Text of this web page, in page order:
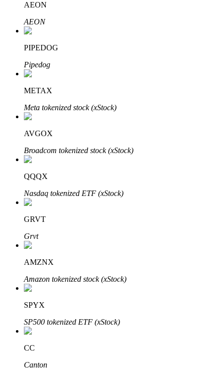
Bitrue
พันธมิตร Bitrue
มากถึง 65% คอมมิชชั่น!
การแนะนำ
AEON
AEON
PIPEDOG
Pipedog
METAX
Meta tokenized stock (xStock)
AVGOX
Broadcom tokenized stock (xStock)
QQQX
Nasdaq tokenized ETF (xStock)
GRVT
Grvt
AMZNX
Amazon tokenized stock (xStock)
SPYX
SP500 tokenized ETF (xStock)
CC
Canton